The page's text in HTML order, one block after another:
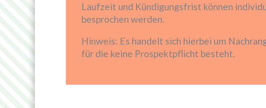
Laufzeit und Kündigungsfrist können
besprochen werden.
Hinweis: Es handelt sich hierbei um
für die keine Prospektpflicht besteht.